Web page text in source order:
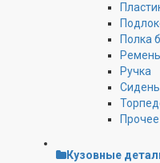
Полка
Ручка
Прочее
Кузовные